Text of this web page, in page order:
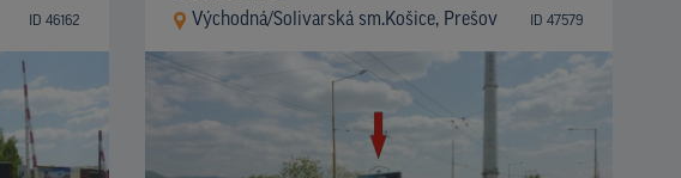
ID 46162 Východná/Solivarská sm.Košice, Prešov ID 47579